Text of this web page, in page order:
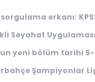
sorgulama erkanı:
Seyahat
yeni bölüm tarihi
Şampiyonlar